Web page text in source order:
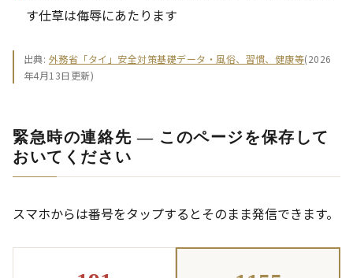
す仕草は侮辱にあたります
出典: 外務省「タイ」安全対策基礎データ・風俗、習慣、健康等(2026
年4月13日更新)
緊急時の連絡先 ― このページを保存して
おいてください
スマホからは番号をタップするとそのまま発信できます。